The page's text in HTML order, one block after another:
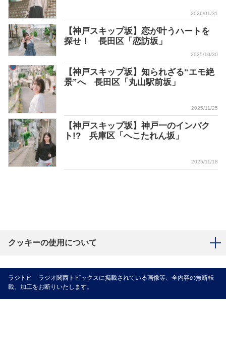
2026/01/31
【神戸スキップ坂】恋が叶うハートを
探せ！ 長田区「恋訪坂」
2025/10/30
【神戸スキップ坂】知られざる“エモ絶
景”へ 長田区「丸山駅前坂」
2025/11/25
【神戸スキップ坂】神戸一のインパク
ト!? 兵庫区「へこたれん坂」
2025/11/18
クッキーの使用について
ラジトピ ラジオ関西トピックスに掲載されている画像等、全内容の無断転
載、加工をお断りいたします。